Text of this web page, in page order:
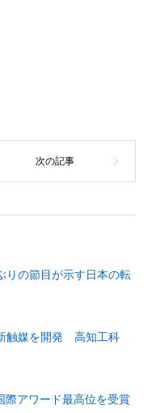
の節目が示す日本の転
触媒を開発 高知工科
際アワード最高位を受賞